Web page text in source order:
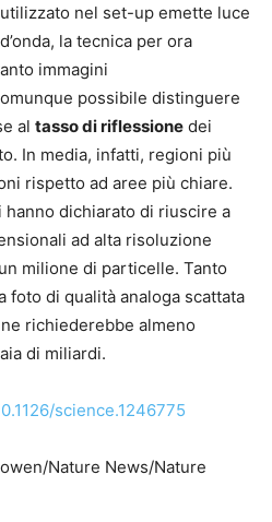
nel set-up emette luce
la tecnica per ora
immagini
possibile distinguere
al tasso di riflessione dei
In media, infatti, regioni più
rispetto ad aree più chiare.
dichiarato di riuscire a
ad alta risoluzione
milione di particelle. Tanto
foto di qualità analoga scattata
richiederebbe almeno
di miliardi.
science.1246775
Nature News/Nature